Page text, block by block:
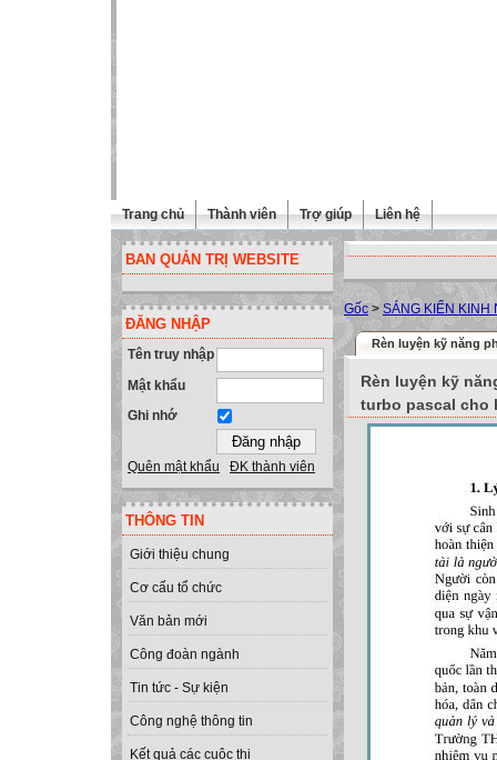
Trang chủ Thành viên Trợ giúp Liên hệ
BAN QUẢN TRỊ WEBSITE
ĐĂNG NHẬP
Tên truy nhập
Mật khẩu
Ghi nhớ
Quên mật khẩu ĐK thành viên
THÔNG TIN
Giới thiệu chung
Cơ cấu tổ chức
Văn bản mới
Công đoàn ngành
Tin tức - Sự kiện
Công nghệ thông tin
Kết quả các cuộc thi
Gốc > SÁNG KIẾN KINH
Rèn luyện kỹ năng
Rèn luyện kỹ
turbo pascal cho